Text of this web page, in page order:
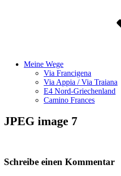
Meine Wege
Via Francigena
Via Appia / Via Traiana
E4 Nord-Griechenland
Camino Frances
JPEG image 7
Schreibe einen Kommentar